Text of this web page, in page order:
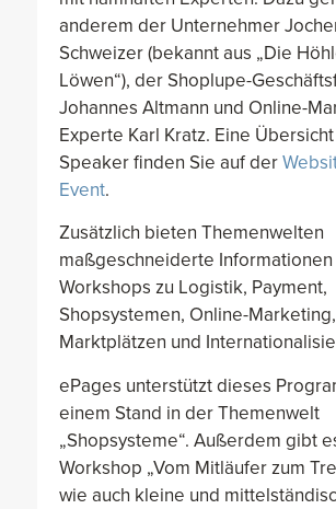
anderem der Unternehmer
Schweizer (bekannt aus „Die
Löwen“), der Shoplupe-
Johannes Altmann und Online-
Experte Karl Kratz. Eine
Speaker finden Sie auf der
Event.
Zusätzlich bieten Themenwelten
maßgeschneiderte Informationen
Workshops zu Logistik, Payment,
Shopsystemen, Online-Marketing,
Marktplätzen und
ePages unterstützt dieses
einem Stand in der Themenwelt
„Shopsysteme“. Außerdem gibt
Workshop „Vom Mitläufer zum
wie auch kleine und